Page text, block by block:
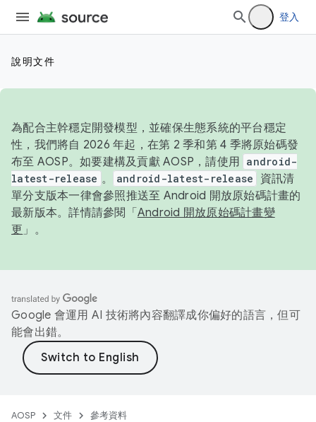
登入
說明文件
為配合主幹穩定開發模型，並確保生態系統的平台穩定
性，我們將自 2026 年起，在第 2 季和第 4 季將原始碼發
布至 AOSP。如要建構及貢獻 AOSP，請使用 android-
latest-release 。 android-latest-release
資訊清
單分支版本一律會參照推送至 Android 開放原始碼計畫的
最新版本。詳情請參閱「 Android 開放原始碼計畫變
更 」。
Google 會運用 AI 技術將內容翻譯成你偏好的語言，但可
能會出錯。
AOSP 文件 參考資料